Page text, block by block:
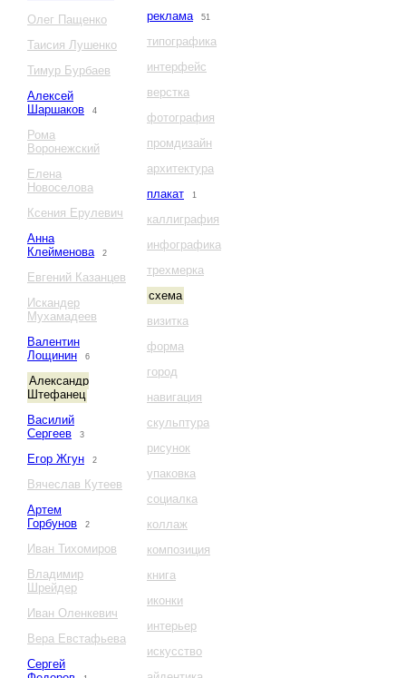
Олег Пащенко
Таисия Лушенко
Тимур Бурбаев
Алексей
Шаршаков
4
Рома
Воронежский
Елена
Новоселова
Ксения Ерулевич
Анна
Клейменова
2
Евгений Казанцев
Искандер
Мухамадеев
Валентин
Лощинин
6
Александр
Штефанец
Василий
Сергеев
3
Егор Жгун 2
Вячеслав Кутеев
Артем
Горбунов
2
Иван Тихомиров
Владимир
Шрейдер
Иван Оленкевич
Вера Евстафьева
Сергей
реклама
51
типографика
интерфейс
верстка
фотография
промдизайн
архитектура
плакат
1
каллиграфия
инфографика
трехмерка
схема
визитка
форма
город
навигация
скульптура
рисунок
упаковка
социалка
коллаж
композиция
книга
иконки
интерьер
искусство